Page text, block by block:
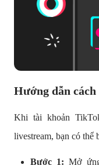
Hướng dẫn
Khi tài khoản
livestream, bạn có thể
Bước 1:Mở